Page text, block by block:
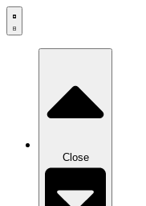
Zum
Inhalt
Close